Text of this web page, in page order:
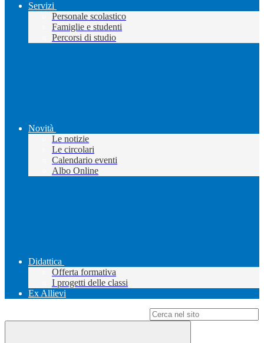
Servizi
Personale scolastico
Famiglie e studenti
Percorsi di studio
Novità
Le notizie
Le circolari
Calendario eventi
Albo Online
Didattica
Offerta formativa
I progetti delle classi
Ex Allievi